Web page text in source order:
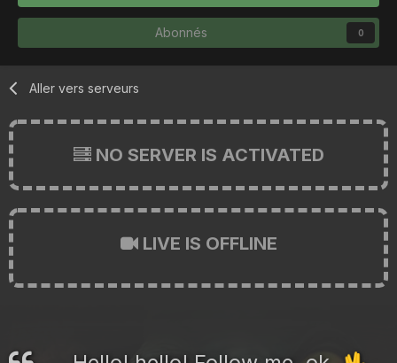
Abonnés 0
Aller vers serveurs
NO SERVER IS ACTIVATED
LIVE IS OFFLINE